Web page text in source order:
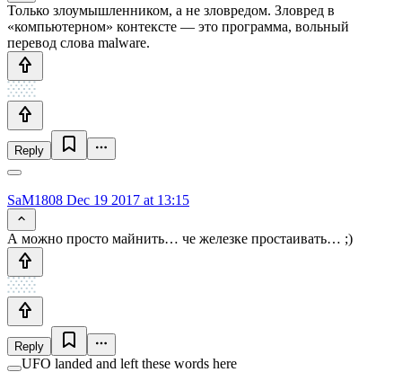
Только злоумышленником, а не зловредом. Зловред в
«компьютерном» контексте — это программа, вольный
перевод слова malware.
Reply
SaM1808 Dec 19 2017 at 13:15
А можно просто майнить… че железке простаивать… ;)
Reply
UFO landed and left these words here